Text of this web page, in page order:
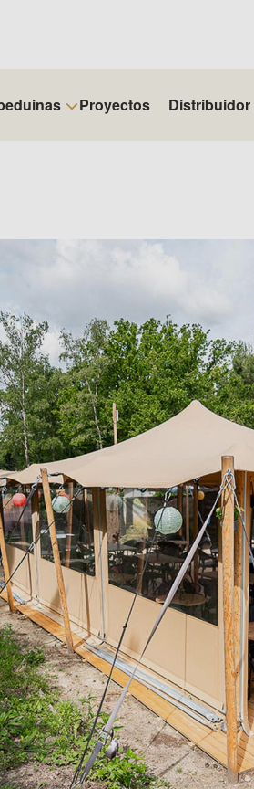
Proyectos Distribuidor